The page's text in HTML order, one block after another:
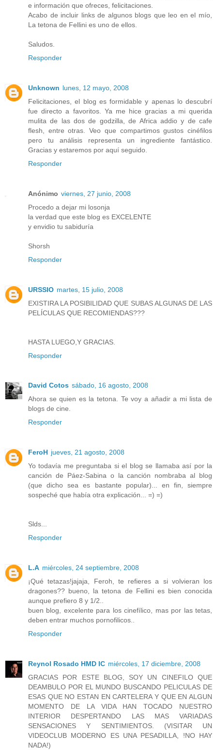
e información que ofreces, felicitaciones.
Acabo de incluir links de algunos blogs que leo en el mío,
La tetona de Fellini es uno de ellos.
Saludos.
Responder
Unknown lunes, 12 mayo, 2008
Felicitaciones, el blog es formidable y apenas lo descubrí
fue directo a favoritos. Ya me hice gracias a mi querida
mulita de las dos de godzilla, de Africa addio y de cafe
flesh, entre otras. Veo que compartimos gustos cinéfilos
pero tu análisis representa un ingrediente fantástico.
Gracias y estaremos por aquí seguido.
Responder
Anónimo viernes, 27 junio, 2008
Procedo a dejar mi losonja
la verdad que este blog es EXCELENTE
y envidio tu sabiduría
Shorsh
Responder
URSSIO martes, 15 julio, 2008
EXISTIRA LA POSIBILIDAD QUE SUBAS ALGUNAS DE LAS
PELÍCULAS QUE RECOMIENDAS???
HASTA LUEGO,Y GRACIAS.
Responder
David Cotos sábado, 16 agosto, 2008
Ahora se quien es la tetona. Te voy a añadir a mi lista de
blogs de cine.
Responder
FeroH jueves, 21 agosto, 2008
Yo todavía me preguntaba si el blog se llamaba así por la
canción de Páez-Sabina o la canción nombraba al blog
(que dicho sea es bastante popular)... en fin, siempre
sospeché que había otra explicación... =) =)
Slds...
Responder
L.A miércoles, 24 septiembre, 2008
¡Qué tetazas!jajaja, Feroh, te refieres a si volvieran los
dragones?? bueno, la tetona de Fellini es bien conocida
aunque prefiero 8 y 1/2..
buen blog, excelente para los cinefílico, mas por las tetas,
deben entrar muchos pornofilicos..
Responder
Reynol Rosado HMD IC miércoles, 17 diciembre, 2008
GRACIAS POR ESTE BLOG, SOY UN CINEFILO QUE
DEAMBULO POR EL MUNDO BUSCANDO PELICULAS DE
ESAS QUE NO ESTAN EN CARTELERA Y QUE EN ALGUN
MOMENTO DE LA VIDA HAN TOCADO NUESTRO
INTERIOR DESPERTANDO LAS MAS VARIADAS
SENSACIONES Y SENTIMIENTOS. (VISITAR UN
VIDEOCLUB MODERNO ES UNA PESADILLA, !NO HAY
NADA!)